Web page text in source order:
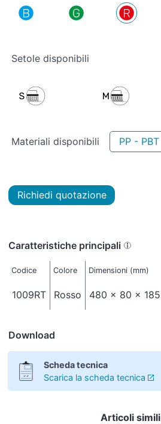
Setole disponibili
Materiali disponibili PP - PBT
Richiedi quotazione
Caratteristiche principali
Codice Colore Dimensioni (mm)
1009RT Rosso 480 x 80 x 185
Download
Scheda tecnica
Scarica la scheda tecnica
Articoli simili